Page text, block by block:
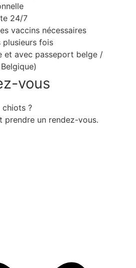
24/7
vaccins nécessaires
plusieurs fois
et avec passeport belge /
vous
chiots ?
prendre un rendez-vous.